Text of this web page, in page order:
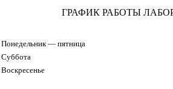
ГРАФИК РАБОТЫ
Понедельник — пятница
Суббота
Воскресенье